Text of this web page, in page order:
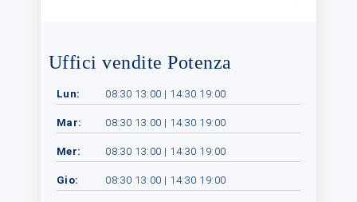
Uffici vendite Potenza
Lun: 08:30 13:00 | 14:30 19:00
Mar: 08:30 13:00 | 14:30 19:00
Mer: 08:30 13:00 | 14:30 19:00
Gio: 08:30 13:00 | 14:30 19:00